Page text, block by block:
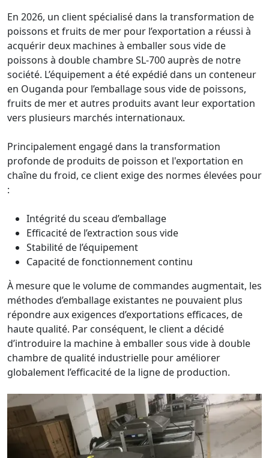
En 2026, un client spécialisé dans la transformation de
poissons et fruits de mer pour l’exportation a réussi à
acquérir deux machines à emballer sous vide de
poissons à double chambre SL-700 auprès de notre
société. L’équipement a été expédié dans un conteneur
en Ouganda pour l’emballage sous vide de poissons,
fruits de mer et autres produits avant leur exportation
vers plusieurs marchés internationaux.
Principalement engagé dans la transformation
profonde de produits de poisson et l'exportation en
chaîne du froid, ce client exige des normes élevées pour
:
Intégrité du sceau d’emballage
Efficacité de l’extraction sous vide
Stabilité de l’équipement
Capacité de fonctionnement continu
À mesure que le volume de commandes augmentait, les
méthodes d’emballage existantes ne pouvaient plus
répondre aux exigences d’exportations efficaces, de
haute qualité. Par conséquent, le client a décidé
d’introduire la machine à emballer sous vide à double
chambre de qualité industrielle pour améliorer
globalement l’efficacité de la ligne de production.